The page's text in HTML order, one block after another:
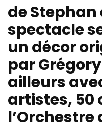
de Stephan
spectacle
un décor
par
ailleurs
artistes, 50
l’Orchestre